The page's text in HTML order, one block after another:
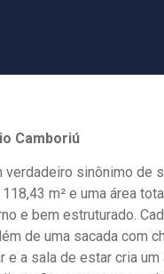
Camboriú
sinônimo de
m² e uma área
e bem estruturado.
de uma sacada com
a sala de estar cria